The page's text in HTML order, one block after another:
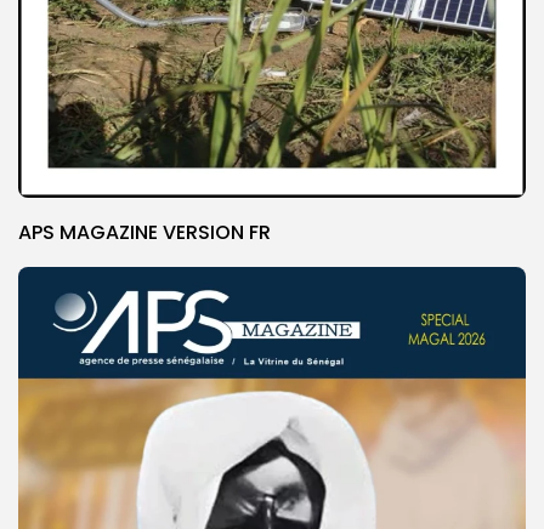
APS MAGAZINE VERSION FR